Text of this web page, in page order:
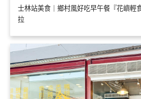
士林站美食｜鄉村風好吃早午餐『花嶼輕
拉